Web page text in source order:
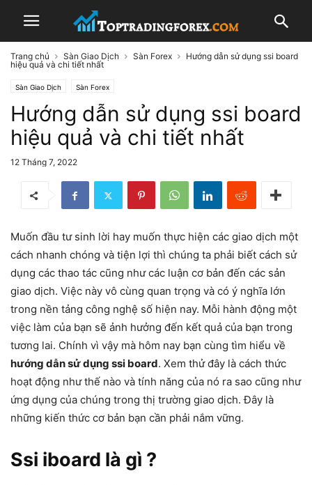
Trang chủ Sàn Giao Dịch Sàn Forex
Hướng dẫn sử dụng ssi board
hiệu quả và chi tiết nhất
Sàn Giao Dịch Sàn Forex
Hướng dẫn sử dụng ssi board
hiệu quả và chi tiết nhất
12 Tháng 7, 2022
Muốn đầu tư sinh lời hay muốn thực hiện các giao dịch một
cách nhanh chóng và tiện lợi thì chúng ta phải biết cách sử
dụng các thao tác cũng như các luận cơ bản đến các sản
giao dịch. Việc này vô cùng quan trọng và có ý nghĩa lớn
trong nền tảng công nghệ số hiện nay. Mỗi hành động một
việc làm của bạn sẽ ảnh hưởng đến kết quả của bạn trong
tương lai. Chính vì vậy mà hôm nay bạn cùng tìm hiểu về
hướng dẫn sử dụng ssi board. Xem thử đây là cách thức
hoạt động như thế nào và tính năng của nó ra sao cũng như
ứng dụng của chúng trong thị trường giao dịch. Đây là
những kiến thức cơ bản bạn cần phải nắm vững.
Ssi iboard là gì ?